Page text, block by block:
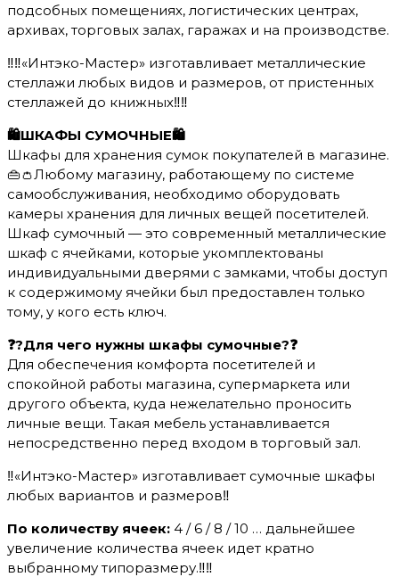
подсобных помещениях, логистических центрах,
архивах, торговых залах, гаражах и на производстве.
‼️‼️«Интэко-Мастер» изготавливает металлические
стеллажи любых видов и размеров, от пристенных
стеллажей до книжных‼️‼️
🛍ШКАФЫ СУМОЧНЫЕ🛍
Шкафы для хранения сумок покупателей в магазине.
👜👛Любому магазину, работающему по системе
самообслуживания, необходимо оборудовать
камеры хранения для личных вещей посетителей.
Шкаф сумочный — это современный металлические
шкаф с ячейками, которые укомплектованы
индивидуальными дверями с замками, чтобы доступ
к содержимому ячейки был предоставлен только
тому, у кого есть ключ.
❓?Для чего нужны шкафы сумочные?❓
Для обеспечения комфорта посетителей и
спокойной работы магазина, супермаркета или
другого объекта, куда нежелательно проносить
личные вещи. Такая мебель устанавливается
непосредственно перед входом в торговый зал.
‼️«Интэко-Мастер» изготавливает сумочные шкафы
любых вариантов и размеров‼️
По количеству ячеек: 4 / 6 / 8 / 10 … дальнейшее
увеличение количества ячеек идет кратно
выбранному типоразмеру.‼️‼️